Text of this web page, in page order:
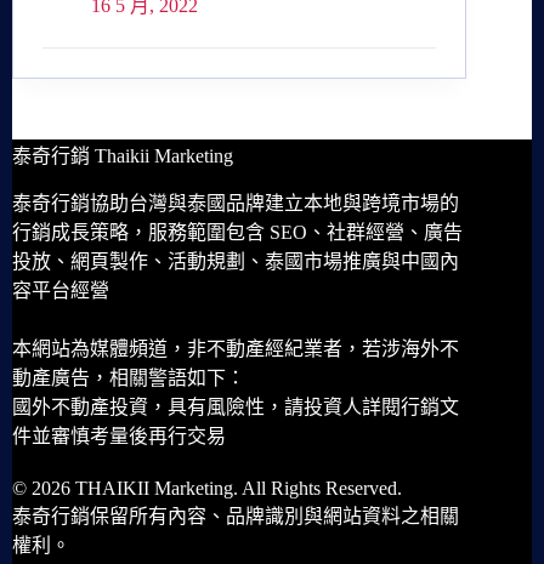
16 5 月, 2022
泰奇行銷 Thaikii Marketing
泰奇行銷協助台灣與泰國品牌建立本地與跨境市場的
行銷成長策略，服務範圍包含 SEO、社群經營、廣告
投放、網頁製作、活動規劃、泰國市場推廣與中國內
容平台經營
本網站為媒體頻道，非不動產經紀業者，若涉海外不
動產廣告，相關警語如下：
國外不動產投資，具有風險性，請投資人詳閱行銷文
件並審慎考量後再行交易
© 2026 THAIKII Marketing. All Rights Reserved.
泰奇行銷保留所有內容、品牌識別與網站資料之相關
權利。